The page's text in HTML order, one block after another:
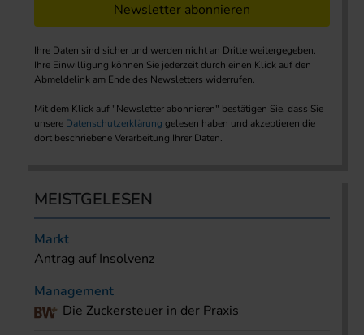
Newsletter abonnieren
Ihre Daten sind sicher und werden nicht an Dritte weitergegeben.
Ihre Einwilligung können Sie jederzeit durch einen Klick auf den
Abmeldelink am Ende des Newsletters widerrufen.
Mit dem Klick auf "Newsletter abonnieren" bestätigen Sie, dass Sie
unsere Datenschutzerklärung gelesen haben und akzeptieren die
dort beschriebene Verarbeitung Ihrer Daten.
MEISTGELESEN
Markt
Antrag auf Insolvenz
Management
Die Zuckersteuer in der Praxis